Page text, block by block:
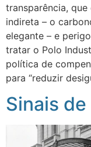
transparência,
indireta – o
elegante – e
tratar o Polo
política de
para “reduzir
Sinais